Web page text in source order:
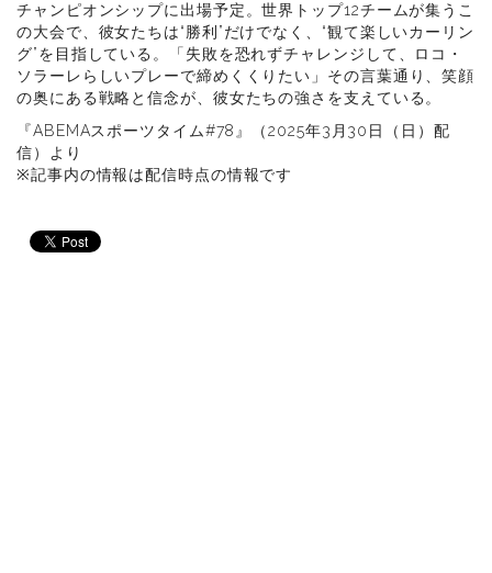
チャンピオンシップに出場予定。世界トップ12チームが集うこ
の大会で、彼女たちは“勝利”だけでなく、“観て楽しいカーリン
グ”を目指している。「失敗を恐れずチャレンジして、ロコ・
ソラーレらしいプレーで締めくくりたい」その言葉通り、笑顔
の奥にある戦略と信念が、彼女たちの強さを支えている。
『ABEMAスポーツタイム#78』（2025年3月30日（日）配
信）より
※記事内の情報は配信時点の情報です